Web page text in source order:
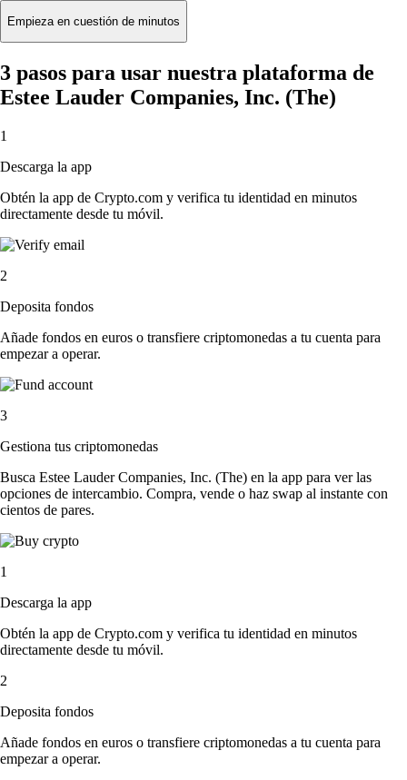
Empieza en cuestión de minutos
3 pasos para usar nuestra plataforma de
Estee Lauder Companies, Inc. (The)
1
Descarga la app
Obtén la app de Crypto.com y verifica tu identidad en minutos
directamente desde tu móvil.
2
Deposita fondos
Añade fondos en euros o transfiere criptomonedas a tu cuenta para
empezar a operar.
3
Gestiona tus criptomonedas
Busca Estee Lauder Companies, Inc. (The) en la app para ver las
opciones de intercambio. Compra, vende o haz swap al instante con
cientos de pares.
1
Descarga la app
Obtén la app de Crypto.com y verifica tu identidad en minutos
directamente desde tu móvil.
2
Deposita fondos
Añade fondos en euros o transfiere criptomonedas a tu cuenta para
empezar a operar.